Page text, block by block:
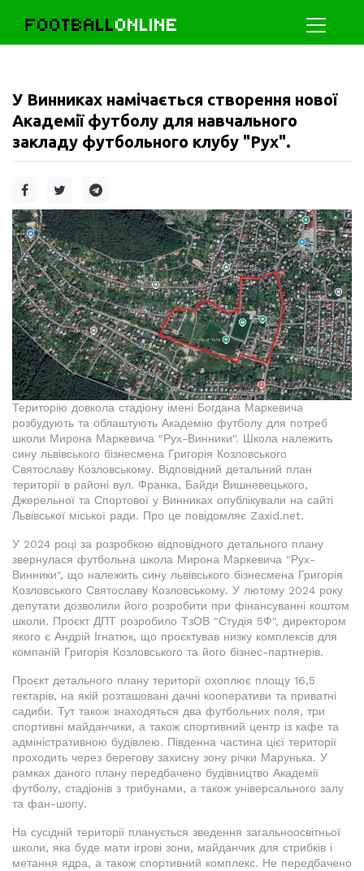
FOOTBALLONLINE
У Винниках намічається створення нової
Академії футболу для навчального
закладу футбольного клубу "Рух".
Територію довкола стадіону імені Богдана Маркевича
розбудують та облаштують Академію футболу для потреб
школи Мирона Маркевича "Рух-Винники". Школа належить
сину львівського бізнесмена Григорія Козловського
Святославу Козловському. Відповідний детальний план
території в районі вул. Франка, Байди Вишневецького,
Джерельної та Спортової у Винниках опублікували на сайті
Львівської міської ради. Про це повідомляє Zaxid.net.
У 2024 році за розробкою відповідного детального плану
звернулася футбольна школа Мирона Маркевича "Рух-
Винники", що належить сину львівського бізнесмена Григорія
Козловського Святославу Козловському. У лютому 2024 року
депутати дозволили його розробити при фінансуванні коштом
школи. Проєкт ДПТ розробило ТзОВ "Студія 5Ф", директором
якого є Андрій Ігнатюк, що проєктував низку комплексів для
компаній Григорія Козловського та його бізнес-партнерів.
Проєкт детального плану території охоплює площу 16,5
гектарів, на якій розташовані дачні кооперативи та приватні
садиби. Тут також знаходяться два футбольних поля, три
спортивні майданчики, а також спортивний центр із кафе та
адміністративною будівлею. Південна частина цієї території
проходить через берегову захисну зону річки Марунька. У
рамках даного плану передбачено будівництво Академії
футболу, стадіонів з трибунами, а також універсального залу
та фан-шопу.
На сусідній території планується зведення загальноосвітньої
школи, яка буде мати ігрові зони, майданчик для стрибків і
метання ядра, а також спортивний комплекс. Не передбачено